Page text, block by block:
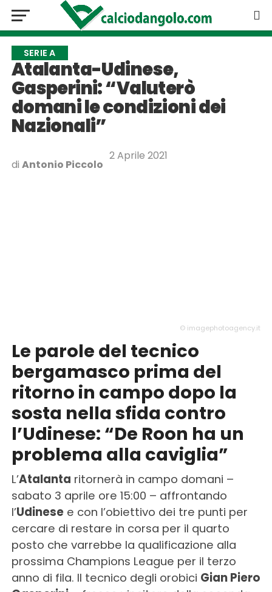
SERIE A
Atalanta-Udinese,
Gasperini: “Valuterò
domani le condizioni dei
Nazionali”
di Antonio Piccolo
2 Aprile 2021
© imagephotoagency.it
Le parole del tecnico
bergamasco prima del
ritorno in campo dopo la
sosta nella sfida contro
l’Udinese: “De Roon ha un
problema alla caviglia”
L’Atalanta ritornerà in campo domani –
sabato 3 aprile ore 15:00 – affrontando
l’Udinesee con l’obiettivo dei tre punti per
cercare di restare in corsa per il quarto
posto che varrebbe la qualificazione alla
prossima Champions League per il terzo
anno di fila. Il tecnico degli orobici Gian Piero